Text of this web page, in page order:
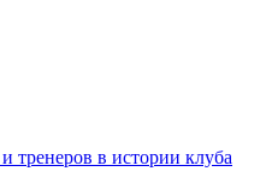
тренеров в истории клуба